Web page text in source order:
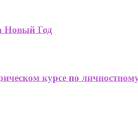
Новый Год
курсе по